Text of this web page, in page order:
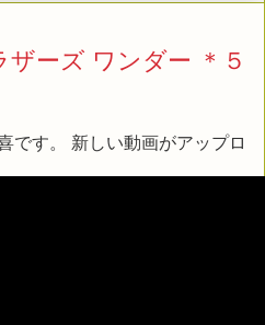
ーズ ワンダー ＊５
です。 新しい動画がアップロ